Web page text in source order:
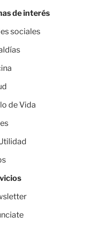
de interés
sociales
de Vida